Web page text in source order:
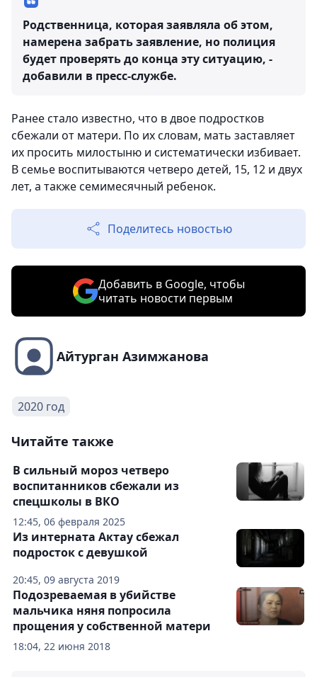
Родственница, которая заявляла об этом,
намерена забрать заявление, но полиция
будет проверять до конца эту ситуацию, -
добавили в пресс-службе.
Ранее стало известно, что в двое подростков
сбежали от матери. По их словам, мать заставляет
их просить милостыню и систематически избивает.
В семье воспитываются четверо детей, 15, 12 и двух
лет, а также семимесячный ребенок.
Поделитесь новостью
Добавить в Google, чтобы
читать новости первым
Айтурган Азимжанова
2020 год
Читайте также
12:45, 06 февраля 2025
В сильный мороз четверо
воспитанников сбежали из
спецшколы в ВКО
20:45, 09 августа 2019
Из интерната Актау сбежал
подросток с девушкой
18:04, 22 июня 2018
Подозреваемая в убийстве
мальчика няня попросила
прощения у собственной матери